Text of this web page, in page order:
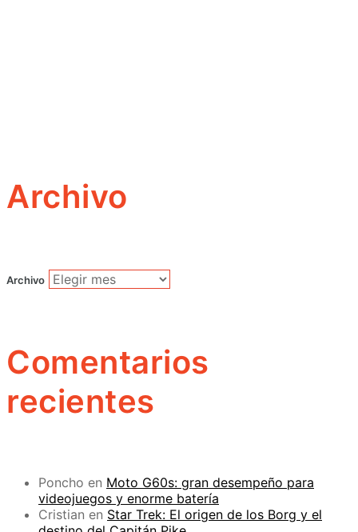
Archivo
Archivo
Comentarios
recientes
Poncho en Moto G60s: gran desempeño para
videojuegos y enorme batería
Cristian en Star Trek: El origen de los Borg y el